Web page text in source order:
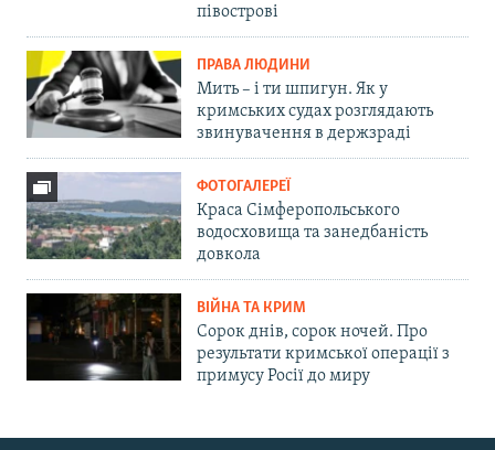
півострові
ПРАВА ЛЮДИНИ
Мить – і ти шпигун. Як у
кримських судах розглядають
звинувачення в держзраді
ФОТОГАЛЕРЕЇ
Краса Сімферопольського
водосховища та занедбаність
довкола
ВІЙНА ТА КРИМ
Сорок днів, сорок ночей. Про
результати кримської операції з
примусу Росії до миру